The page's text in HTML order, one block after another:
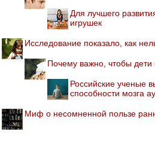
Для лучшего
игрушек
Исследование показало, как
Почему важно, чтобы
Российские ученые
способности мозга
Миф о несомненной пользе